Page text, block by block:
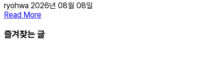
ryohwa 2026년 08월 08일
Read More
즐겨찾는 글